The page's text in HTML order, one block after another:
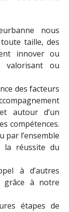
nous
taille, des
innover ou
valorisant ou
des facteurs
autour d’un
compétences.
par l’ensemble
la réussite du
à d’autres
grâce à notre
étapes de